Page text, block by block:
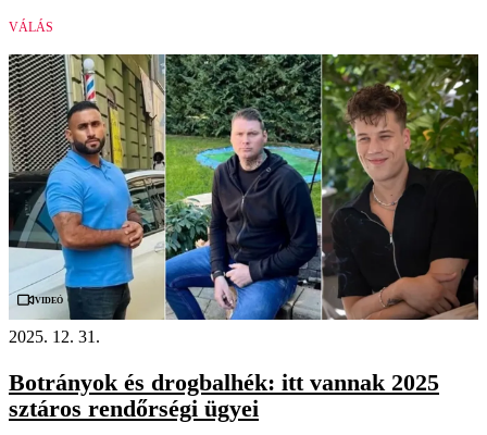
VÁLÁS
Videó
2025. 12. 31.
Botrányok és drogbalhék: itt vannak 2025
sztáros rendőrségi ügyei